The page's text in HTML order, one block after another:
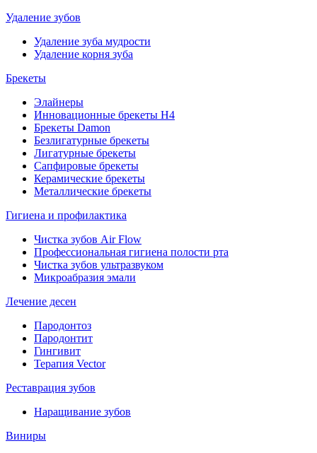
Удаление зубов
Удаление зуба мудрости
Удаление корня зуба
Брекеты
Элайнеры
Инновационные брекеты H4
Брекеты Damon
Безлигатурные брекеты
Лигатурные брекеты
Сапфировые брекеты
Керамические брекеты
Металлические брекеты
Гигиена и профилактика
Чистка зубов Air Flow
Профессиональная гигиена полости рта
Чистка зубов ультразвуком
Микроабразия эмали
Лечение десен
Пародонтоз
Пародонтит
Гингивит
Терапия Vector
Реставрация зубов
Наращивание зубов
Виниры